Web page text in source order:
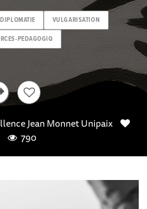
DIPLOMATIE VULGARISATION
PEDAGOGIQ
Jean Monnet Unipaix
790